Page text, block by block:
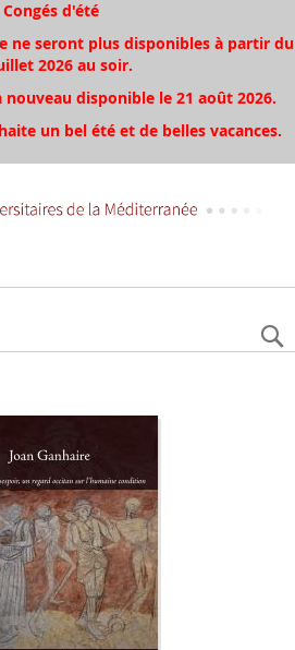
Congés d'été
ne seront plus disponibles à partir du
2026 au soir.
nouveau disponible le 21 août 2026.
un bel été et de belles vacances.